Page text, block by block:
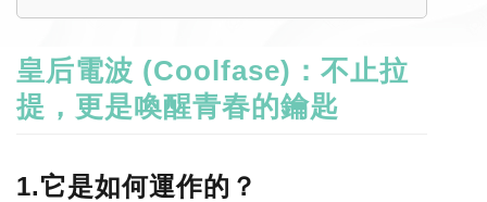
皇后電波 (Coolfase) ：不止拉
提，更是喚醒青春的鑰匙
1.它是如何運作的？